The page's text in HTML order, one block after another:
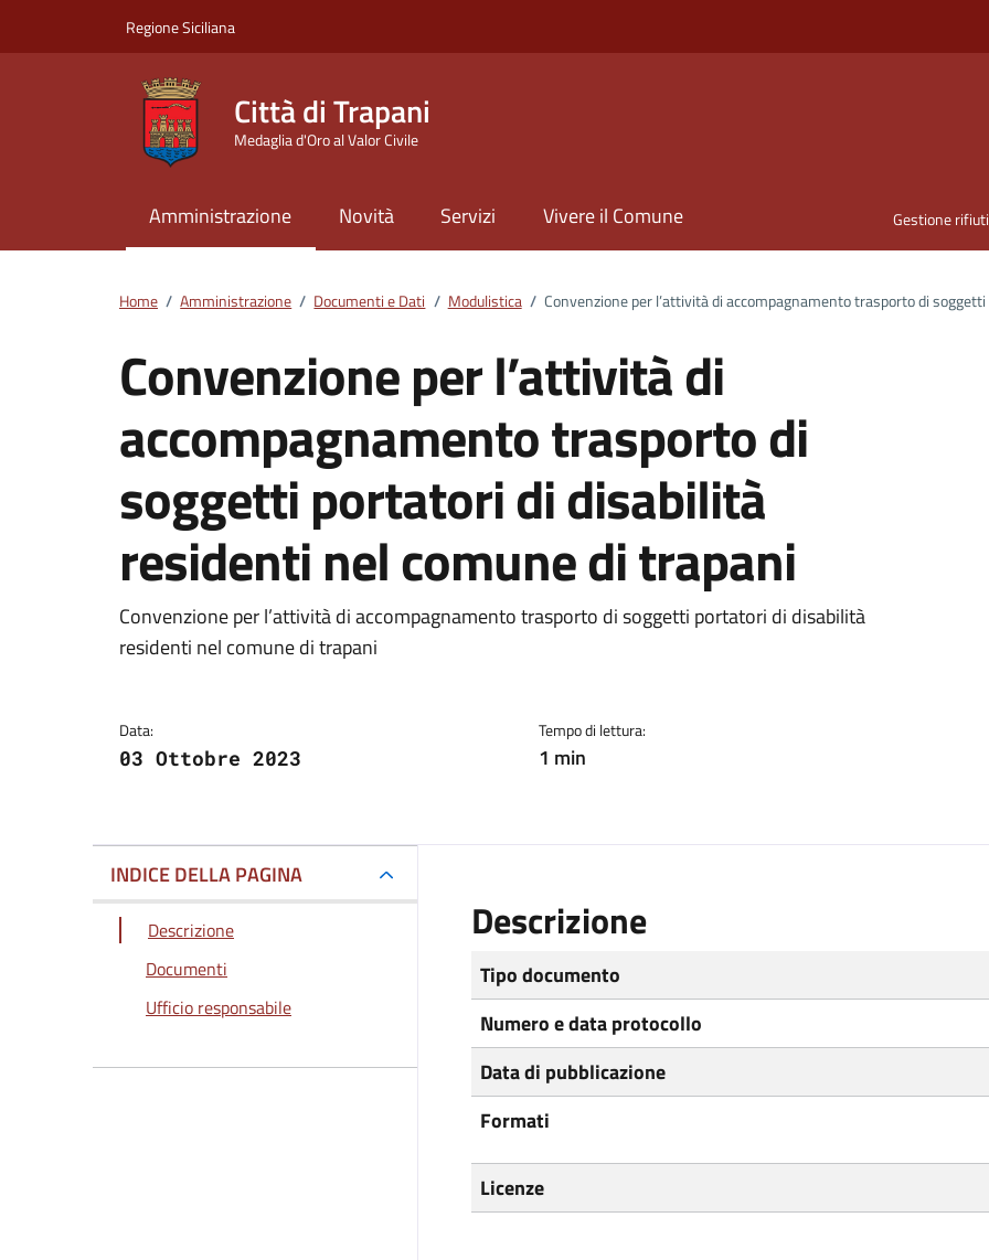
Regione Siciliana
Città di Trapani
Medaglia d'Oro al Valor Civile
Amministrazione Novità Servizi Vivere il Comune Gestione rifiuti
Home / Amministrazione / Documenti e Dati / Modulistica / Convenzione per l’attività di accompagnamento trasporto di
Convenzione per l’attività di
accompagnamento trasporto di
soggetti portatori di disabilità
residenti nel comune di trapani
Dettagli del documento
Convenzione per l’attività di accompagnamento trasporto di soggetti portatori di disabilità
residenti nel comune di trapani
Data:
03 Ottobre 2023
Tempo di lettura:
1 min
INDICE DELLA PAGINA
Descrizione
Documenti
Ufficio responsabile
Descrizione
Tipo documento
Numero e data protocollo
Data di pubblicazione
Formati
Licenze